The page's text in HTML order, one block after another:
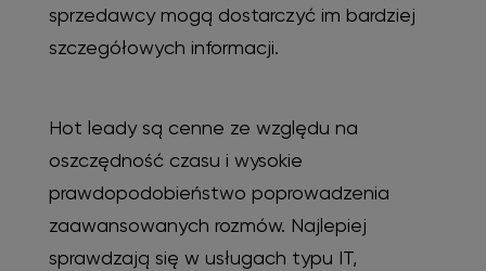
sprzedawcy mogą dostarczyć im bardziej
szczegółowych informacji.
Hot leady są cenne ze względu na
oszczędność czasu i wysokie
prawdopodobieństwo poprowadzenia
zaawansowanych rozmów. Najlepiej
sprawdzają się w usługach typu IT,